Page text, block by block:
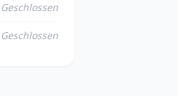
Geschlossen
Geschlossen